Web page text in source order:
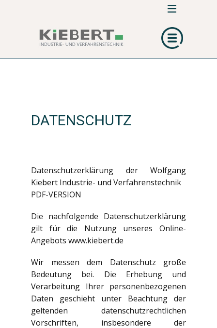
DATENSCHUTZ
Datenschutzerklärung der Wolfgang
Kiebert Industrie- und Verfahrenstechnik
PDF-VERSION
Die nachfolgende Datenschutzerklärung
gilt für die Nutzung unseres Online-
Angebots www.kiebert.de
Wir messen dem Datenschutz große
Bedeutung bei. Die Erhebung und
Verarbeitung Ihrer personenbezogenen
Daten geschieht unter Beachtung der
geltenden datenschutzrechtlichen
Vorschriften, insbesondere der